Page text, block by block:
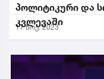
პოლიტიკური და
კვლევაში
17 ნოე. 2023